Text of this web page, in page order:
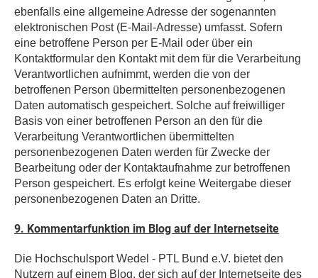
ebenfalls eine allgemeine Adresse der sogenannten
elektronischen Post (E-Mail-Adresse) umfasst. Sofern
eine betroffene Person per E-Mail oder über ein
Kontaktformular den Kontakt mit dem für die Verarbeitung
Verantwortlichen aufnimmt, werden die von der
betroffenen Person übermittelten personenbezogenen
Daten automatisch gespeichert. Solche auf freiwilliger
Basis von einer betroffenen Person an den für die
Verarbeitung Verantwortlichen übermittelten
personenbezogenen Daten werden für Zwecke der
Bearbeitung oder der Kontaktaufnahme zur betroffenen
Person gespeichert. Es erfolgt keine Weitergabe dieser
personenbezogenen Daten an Dritte.
9. Kommentarfunktion im Blog auf der Internetseite
Die Hochschulsport Wedel - PTL Bund e.V. bietet den
Nutzern auf einem Blog, der sich auf der Internetseite des